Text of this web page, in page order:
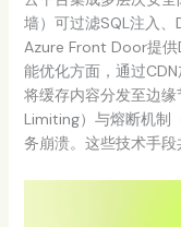
墙）可过滤SQL注入、
Azure Front Door提供
能优化方面，通过
将缓存内容分发至边
Limiting）与熔断机制
务崩溃。这些技术手段